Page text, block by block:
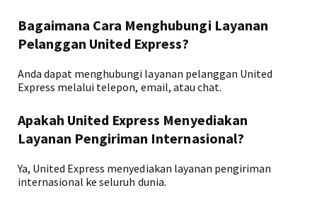
Bagaimana Cara Menghubungi Layanan
Pelanggan United Express?
Anda dapat menghubungi layanan pelanggan United
Express melalui telepon, email, atau chat.
Apakah United Express Menyediakan
Layanan Pengiriman Internasional?
Ya, United Express menyediakan layanan pengiriman
internasional ke seluruh dunia.